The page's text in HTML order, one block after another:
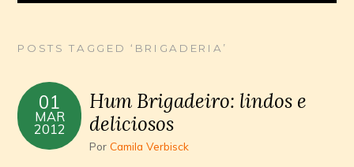
POSTS TAGGED ‘BRIGADERIA’
01
MAR
2012
Hum Brigadeiro: lindos e
deliciosos
PorCamila Verbisck